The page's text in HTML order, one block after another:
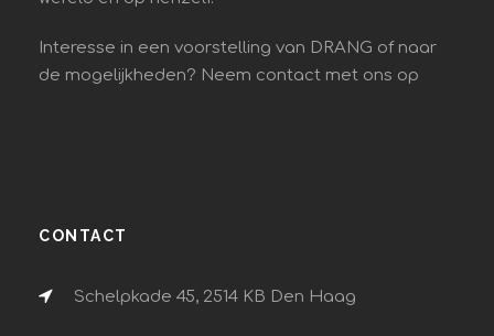
Interesse in een voorstelling van DRANG of naar
de mogelijkheden? Neem contact met ons op
CONTACT
Schelpkade 45, 2514 KB Den Haag